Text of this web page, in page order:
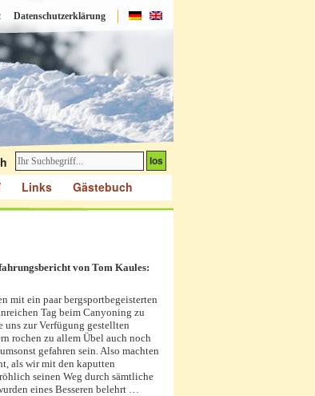
Datenschutzerklärung
Links Gästebuch
von Tom Kaules:
mit ein paar bergsportbegeisterten
Tag beim Canyoning zu
zur Verfügung gestellten
rochen zu allem Übel auch noch
gefahren sein. Also machten
als wir mit den kaputten
seinen Weg durch sämtliche
eines Besseren belehrt …